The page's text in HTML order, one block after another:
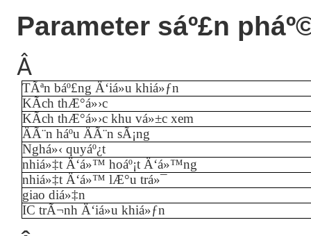
Parameter sáº£n
Â
TÃªn báº£ng Ä‘iá»u khiá»ƒn
KÃ­ch thÆ°á»›c
KÃ­ch thÆ°á»›c khu vá»±c xem
ÄÃ¨n háº­u ÄÃ¨n sÃ¡ng
Nghá»‹ quyáº¿t
nhiá»‡t Ä‘á»™ hoáº¡t Ä‘á»™ng
nhiá»‡t Ä‘á»™ lÆ°u trá»¯
giao diá»‡n
IC trÃ¬nh Ä‘iá»u khiá»ƒn